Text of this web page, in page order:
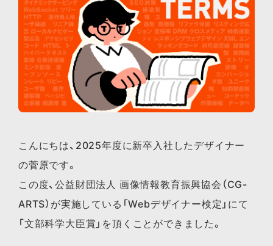
こんにちは、2025年度に新卒入社したデザイナー
の菅原です。
この度、公益財団法人 画像情報教育振興協会（CG-
ARTS）が実施している「Webデザイナー検定」にて
「文部科学大臣賞」を頂くことができました。